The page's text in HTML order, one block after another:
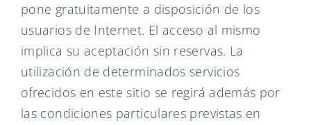
pone gratuitamente a disposición de los
usuarios de Internet. El acceso al mismo
implica su aceptación sin reservas. La
utilización de determinados servicios
ofrecidos en este sitio se regirá además por
las condiciones particulares previstas en